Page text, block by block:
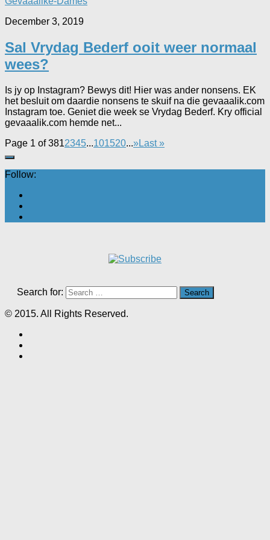
December 3, 2019
Sal Vrydag Bederf ooit weer normaal
wees?
Is jy op Instagram? Bewys dit! Hier was ander nonsens. EK
het besluit om daardie nonsens te skuif na die gevaaalik.com
Instagram toe. Geniet die week se Vrydag Bederf. Kry official
gevaaalik.com hemde net...
Page 1 of 3812345...101520...»Last »
Follow:
Search for:
© 2015. All Rights Reserved.